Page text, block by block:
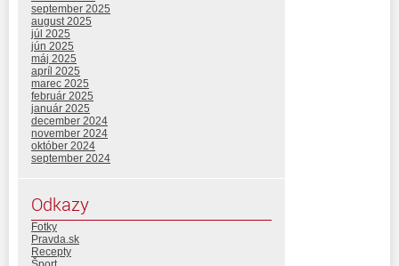
september 2025
august 2025
júl 2025
jún 2025
máj 2025
apríl 2025
marec 2025
február 2025
január 2025
december 2024
november 2024
október 2024
september 2024
Odkazy
Fotky
Pravda.sk
Recepty